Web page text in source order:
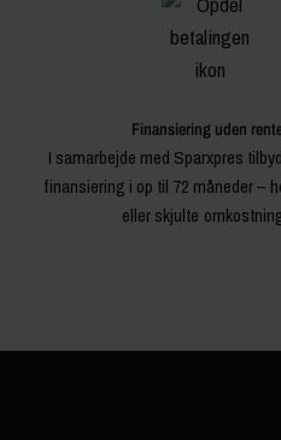
Finansiering uden
I samarbejde med Sparxpres
finansiering i op til 72 måneder –
eller skjulte